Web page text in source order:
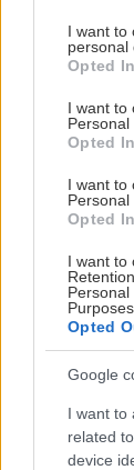
not limited to
grant or
use your
consent
I want to
personal
Opted In
I want to
Personal
Opted In
I want to
Personal
Opted In
I want to
Opted
Google
I want to
related
device